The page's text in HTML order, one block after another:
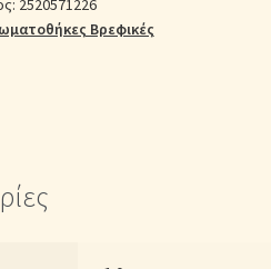
2520571226
Βρεφικές